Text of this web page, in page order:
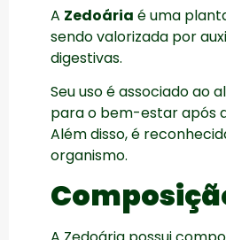
A Zedoária é uma
sendo valorizada por
digestivas.
Seu uso é associado ao
para o bem-estar após
Além disso, é
organismo.